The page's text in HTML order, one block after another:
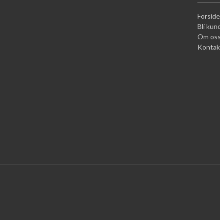
Forside
Bli
Om